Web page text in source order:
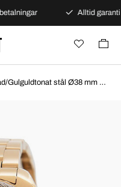
Alltid garanti
Invicta Bolt Silverfärgad/Gulguldtonat stål Ø38 mm 31220